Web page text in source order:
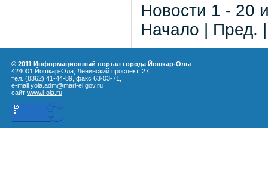
Новости 1 - 20
Начало | Пред.
© 2011 Информационный портал города Йошкар-Олы
424001 Йошкар-Ола, Ленинский проспект, 27
тел. (8362) 41-44-89, факс 63-03-71,
e-mail yola.adm@mari-el.gov.ru
сайт www.i-ola.ru